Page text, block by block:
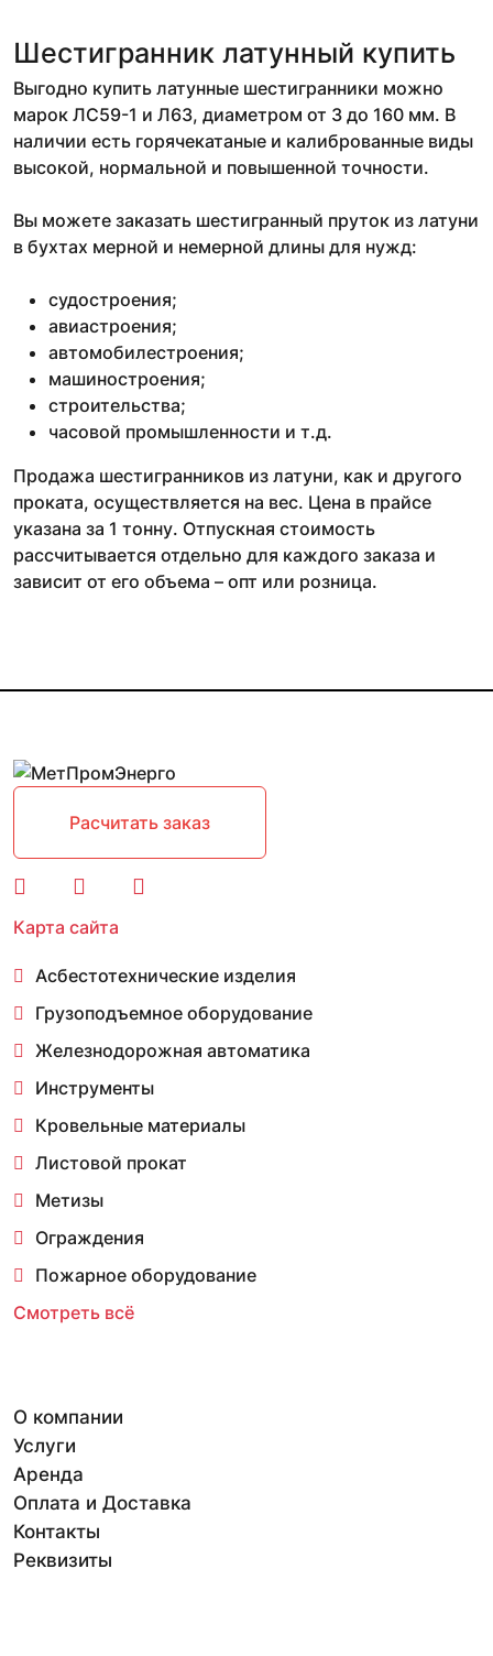
Шестигранник латунный купить
Выгодно купить латунные шестигранники можно
марок ЛС59-1 и Л63, диаметром от 3 до 160 мм. В
наличии есть горячекатаные и калиброванные виды
высокой, нормальной и повышенной точности.
Вы можете заказать шестигранный пруток из латуни
в бухтах мерной и немерной длины для нужд:
судостроения;
авиастроения;
автомобилестроения;
машиностроения;
строительства;
часовой промышленности и т.д.
Продажа шестигранников из латуни, как и другого
проката, осуществляется на вес. Цена в прайсе
указана за 1 тонну. Отпускная стоимость
рассчитывается отдельно для каждого заказа и
зависит от его объема – опт или розница.
Расчитать заказ
Карта сайта
Асбестотехнические изделия
Грузоподъемное оборудование
Железнодорожная автоматика
Инструменты
Кровельные материалы
Листовой прокат
Метизы
Ограждения
Пожарное оборудование
Смотреть всё
О компании
Услуги
Аренда
Оплата и Доставка
Контакты
Реквизиты